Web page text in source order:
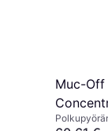
Muc-Off